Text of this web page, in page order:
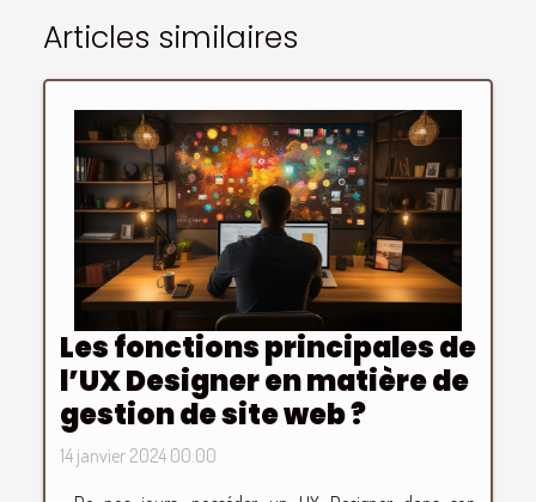
Articles similaires
Les fonctions principales de
l’UX Designer en matière de
gestion de site web ?
14 janvier 2024 00:00